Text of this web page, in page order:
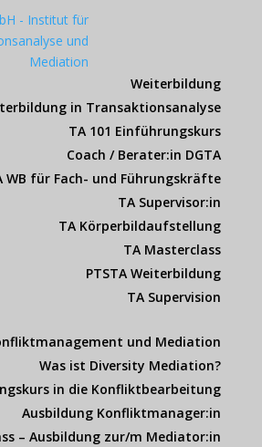
Weiterbildung
in Transaktionsanalyse
TA 101 Einführungskurs
Coach / Berater:in DGTA
WB für Fach- und Führungskräfte
TA Supervisor:in
TA Körperbildaufstellung
TA Masterclass
PTSTA Weiterbildung
TA Supervision
und Mediation
Was ist Diversity Mediation?
in die Konfliktbearbeitung
Ausbildung Konfliktmanager:in
– Ausbildung zur/m Mediator:in